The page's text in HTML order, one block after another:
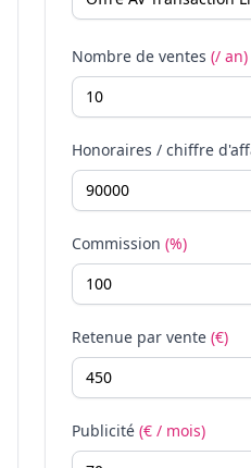
Nombre de ventes (/ an)
Honoraires / chiffre
Commission (%)
Retenue par vente (€)
Publicité (€ / mois)